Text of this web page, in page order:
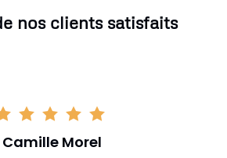
nos clients satisfaits
Camille Morel